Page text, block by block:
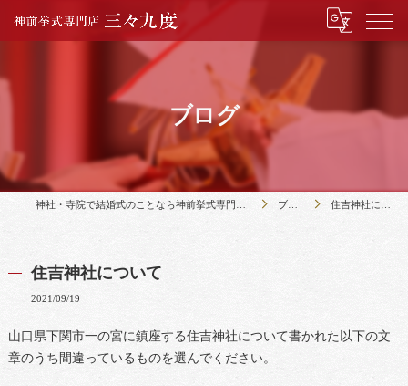
ブログ
ブログ 住吉神社について
住吉神社について
2021/09/19
山口県下関市一の宮に鎮座する住吉神社について書かれた以下の文
章のうち間違っているものを選んでください。